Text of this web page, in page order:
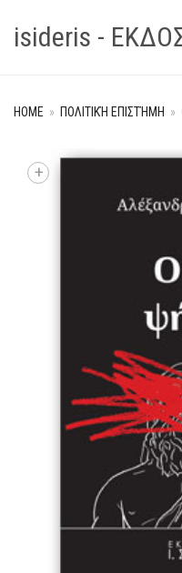
isideris -
HOME » ΠΟΛΙΤΙΚΉ ΕΠΙΣΤΉΜΗ »
+